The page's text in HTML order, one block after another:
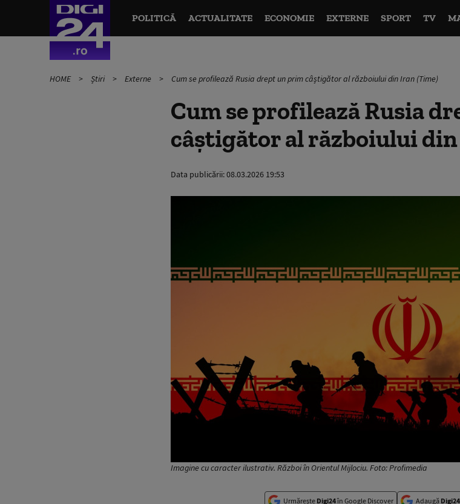
POLITICĂ ACTUALITATE ECONOMIE EXTERNE SPORT TV
HOME Știri Externe Cum se profilează Rusia drept un prim câștigător al războiului din Iran (Time)
Cum se profilează Rusia
câștigător al războiului
Data publicării:08.03.2026 19:53
Imagine cu caracter ilustrativ. Război în Orientul Mijlociu. Foto: Profimedia
Urmărește Digi24în Google Discover Adaugă Digi24